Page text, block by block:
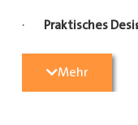
· Praktisches
Gegenständen
Mehr